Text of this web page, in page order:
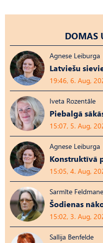
DOMAS
Agnese Leiburga
Latviešu
19:46, 6. Aug,
Iveta Rozentāle
Piebalgā
15:07, 5. Aug,
Agnese Leiburga
Konstruktīvā
15:05, 4. Aug,
Sarmīte Feldmane
Šodienas
15:02, 3. Aug,
Sallija Benfelde